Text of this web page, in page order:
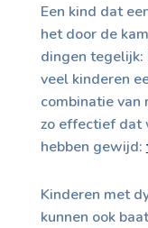
Een kind dat
het door de
dingen tegelijk:
veel kinderen
combinatie van
zo effectief dat
hebben gewijd:
Kinderen met
kunnen ook